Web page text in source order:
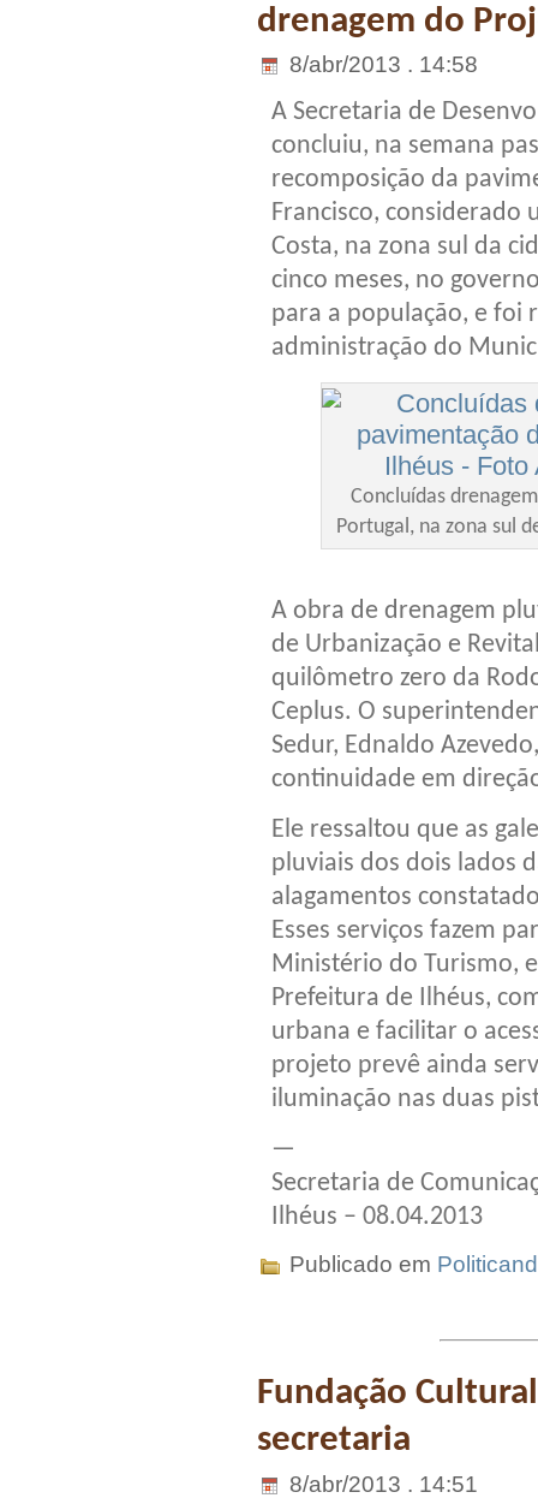
drenagem do
8/abr/2013 . 14:58
A Secretaria de
concluiu, na semana
recomposição da
Francisco, considerado
Costa, na zona sul da
cinco meses, no
para a população, e foi
administração do
Concluídas
Portugal, na zona sul
A obra de drenagem
de Urbanização e
quilômetro zero da
Ceplus. O
Sedur, Ednaldo
continuidade em
Ele ressaltou que as
pluviais dos dois lados
alagamentos
Esses serviços fazem
Ministério do Turismo,
Prefeitura de Ilhéus,
urbana e facilitar o
projeto prevê ainda
iluminação nas duas
—
Secretaria de
Ilhéus – 08.04.2013
Publicado em
Fundação
secretaria
8/abr/2013 . 14:51